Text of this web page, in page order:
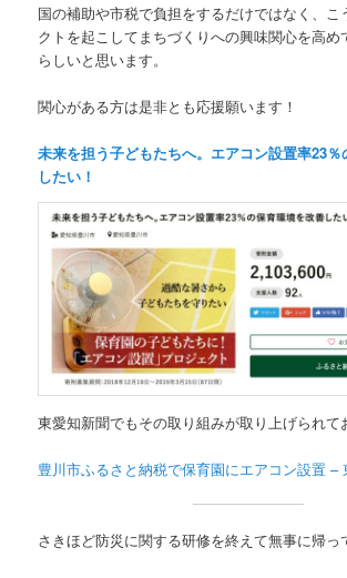
国の補助や市税で負担をするだけではなく、こ
クトを起こしてまちづくりへの興味関心を高め
らしいと思います。
関心がある方は是非とも応援願います！
未来を担う子どもたちへ。エアコン設置率23
したい！
東愛知新聞でもその取り組みが取り上げられて
豊川市ふるさと納税で保育園にエアコン設置 –
さきほど防災に関する研修を終えて無事に帰っ